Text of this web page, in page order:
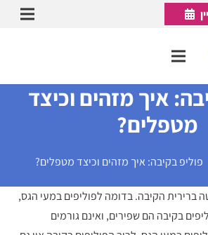
איך מזהים וכיצד
מטפלים?
פוליפ בקיבה: איך מזהים וכיצד מטפלים?
ברירית הקיבה. בדומה לפוליפים במעי הגס,
בקיבה הם שפירים, ואינם גורמים